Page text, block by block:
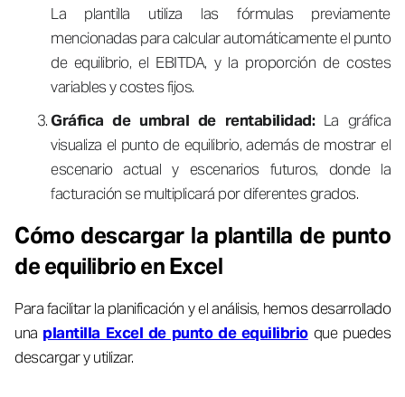
La plantilla utiliza las fórmulas previamente
mencionadas para calcular automáticamente el punto
de equilibrio, el EBITDA, y la proporción de costes
variables y costes fijos.
Gráfica de umbral de rentabilidad: La gráfica
visualiza el punto de equilibrio, además de mostrar el
escenario actual y escenarios futuros, donde la
facturación se multiplicará por diferentes grados.
Cómo descargar la plantilla de punto
de equilibrio en Excel
Para facilitar la planificación y el análisis, hemos desarrollado
una plantilla Excel de punto de equilibrioque puedes
descargar y utilizar.